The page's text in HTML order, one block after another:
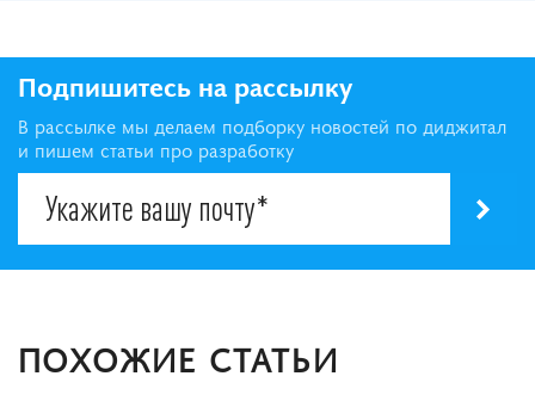
Подпишитесь на рассылку
В рассылке мы делаем подборку новостей по диджитал
и пишем статьи про разработку
ПОХОЖИЕ СТАТЬИ